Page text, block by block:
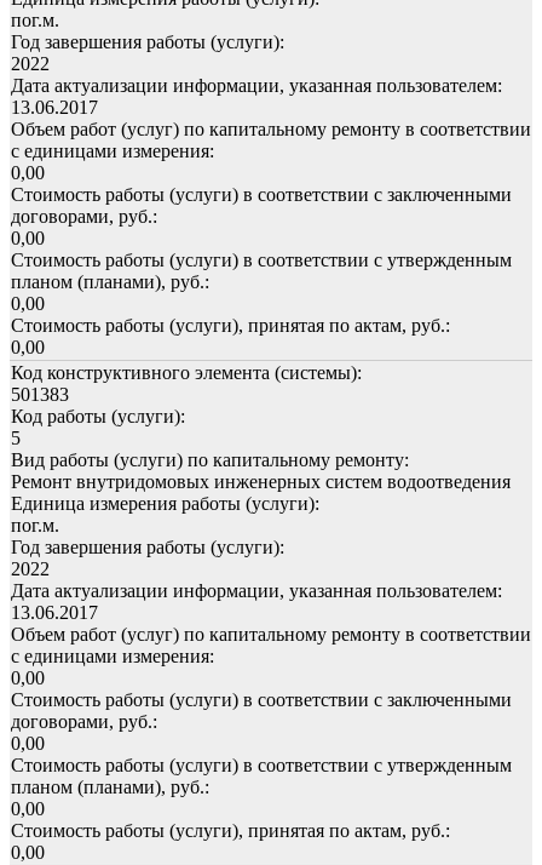
пог.м.
Год завершения работы (услуги):
2022
Дата актуализации информации, указанная пользователем:
13.06.2017
Объем работ (услуг) по капитальному ремонту в соответствии
с единицами измерения:
0,00
Стоимость работы (услуги) в соответствии с заключенными
договорами, руб.:
0,00
Стоимость работы (услуги) в соответствии с утвержденным
планом (планами), руб.:
0,00
Стоимость работы (услуги), принятая по актам, руб.:
0,00
Код конструктивного элемента (системы):
501383
Код работы (услуги):
5
Вид работы (услуги) по капитальному ремонту:
Ремонт внутридомовых инженерных систем водоотведения
Единица измерения работы (услуги):
пог.м.
Год завершения работы (услуги):
2022
Дата актуализации информации, указанная пользователем:
13.06.2017
Объем работ (услуг) по капитальному ремонту в соответствии
с единицами измерения:
0,00
Стоимость работы (услуги) в соответствии с заключенными
договорами, руб.:
0,00
Стоимость работы (услуги) в соответствии с утвержденным
планом (планами), руб.:
0,00
Стоимость работы (услуги), принятая по актам, руб.:
0,00